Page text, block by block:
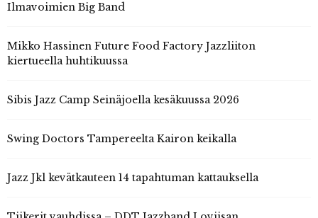
Ilmavoimien Big Band
Mikko Hassinen Future Food Factory Jazzliiton
kiertueella huhtikuussa
Sibis Jazz Camp Seinäjoella kesäkuussa 2026
Swing Doctors Tampereelta Kairon keikalla
Jazz Jkl kevätkauteen 14 tapahtuman kattauksella